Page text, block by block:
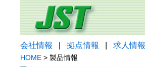
会社情報 拠点情報 求人情報
HOME > 製品情報